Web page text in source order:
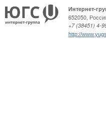
Интернет-
652050,
+7 (38451) 4-
http://